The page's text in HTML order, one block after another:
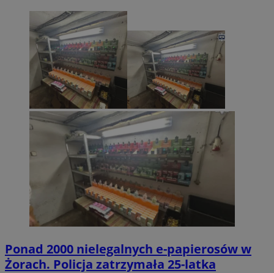
Ponad 2000 nielegalnych e-papierosów w
Żorach. Policja zatrzymała 25-latka